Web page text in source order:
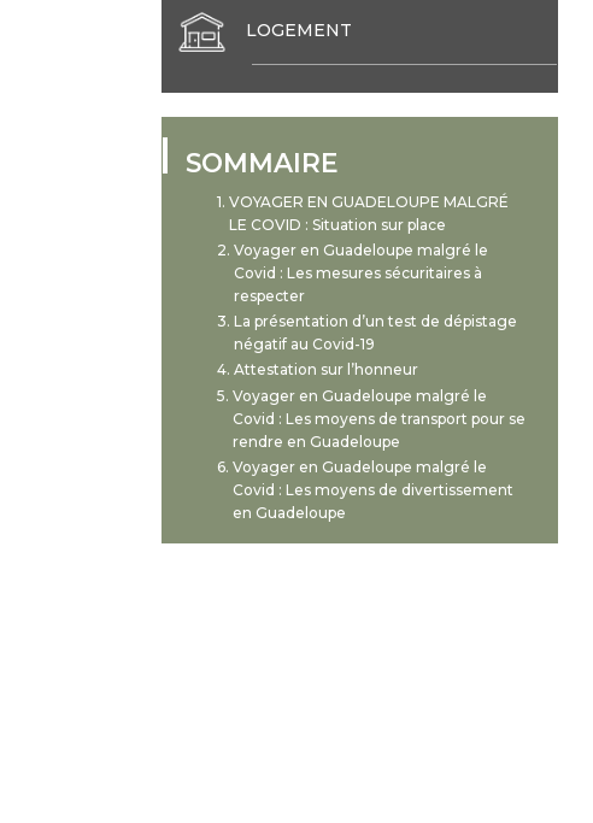
LOGEMENT
SOMMAIRE
VOYAGER EN GUADELOUPE MALGRÉ
LE COVID : Situation sur place
Voyager en Guadeloupe malgré le
Covid : Les mesures sécuritaires à
respecter
La présentation d’un test de dépistage
négatif au Covid-19
Attestation sur l’honneur
Voyager en Guadeloupe malgré le
Covid : Les moyens de transport pour se
rendre en Guadeloupe
Voyager en Guadeloupe malgré le
Covid : Les moyens de divertissement
en Guadeloupe